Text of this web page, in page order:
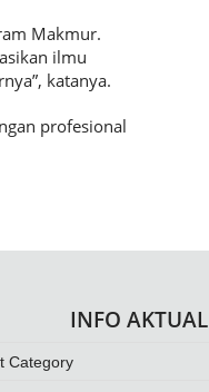
Makmur.
ilmu
katanya.
profesional
INFO AKTUAL